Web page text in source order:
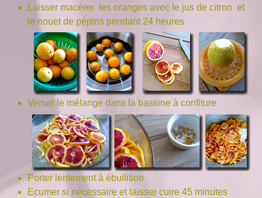
Laisser macérer les oranges avec le jus de citron et
le nouet de pépins pendant 24 heures
Verser le mélange dans la bassine à confiture
Porter lentement à ébullition
Ecumer si nécessaire et laisser cuire 45 minutes